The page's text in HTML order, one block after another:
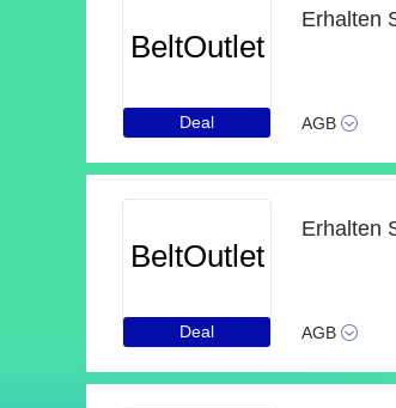
BeltOutlet
Deal AGB
BeltOutlet
Deal AGB